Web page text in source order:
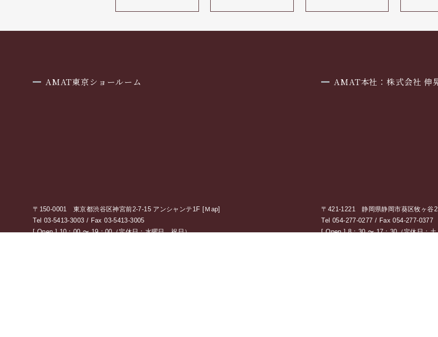
AMAT東京ショールーム
〒150-0001 東京都渋谷区神宮前2-7-15 アンシャンテ1F [Ｍap]
Tel 03-5413-3003 / Fax 03-5413-3005
[ Open ] 10：00 〜 19：00（定休日：水曜日、祝日）
AMAT本社：株式会社 伸
〒421-1221 静岡県静岡市葵区牧ヶ谷
Tel 054-277-0277 / Fax 054-277-0377
[ Open ] 8：30 〜 17：30（定休日：